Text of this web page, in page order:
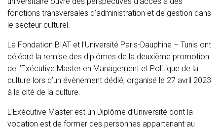
fonctions transversales d’administration et de gestion dans
le secteur culturel.
La Fondation BIAT et l’Université Paris-Dauphine – Tunis ont
célébré la remise des diplômes de la deuxième promotion
de l’Exécutive Master en Management et Politique de la
culture lors d’un évènement dédié, organisé le 27 avril 2023
à la cité de la culture.
L’Exécutive Master est un Diplôme d’Université dont la
vocation est de former des personnes appartenant au